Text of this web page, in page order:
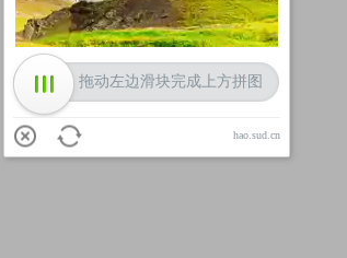
拖动左边滑块完成上方拼图
hao.sud.cn